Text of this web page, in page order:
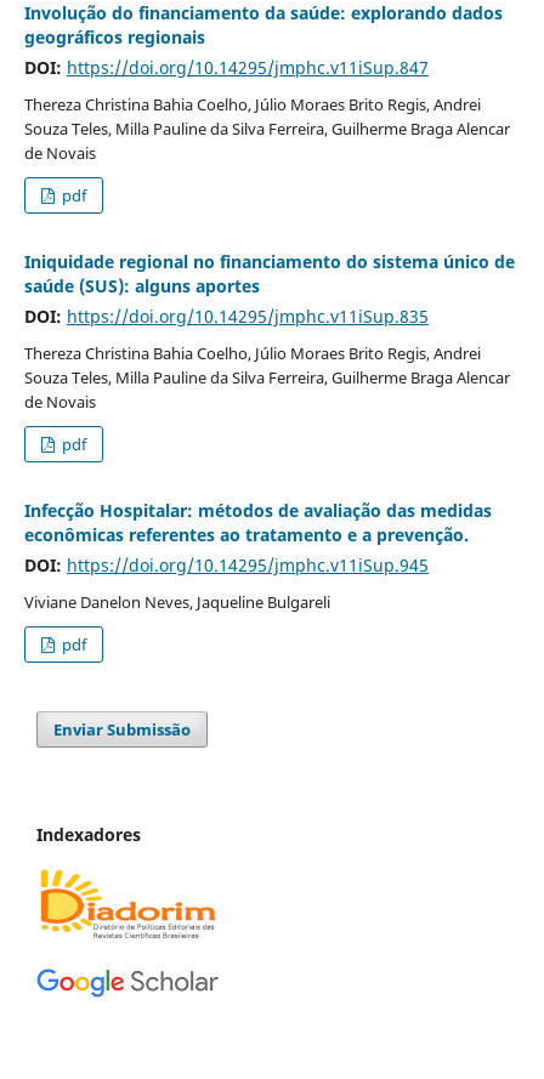
Involução do financiamento da saúde: explorando dados
geográficos regionais
DOI: https://doi.org/10.14295/jmphc.v11iSup.847
Thereza Christina Bahia Coelho, Júlio Moraes Brito Regis, Andrei
Souza Teles, Milla Pauline da Silva Ferreira, Guilherme Braga Alencar
de Novais
pdf
Iniquidade regional no financiamento do sistema único de
saúde (SUS): alguns aportes
DOI: https://doi.org/10.14295/jmphc.v11iSup.835
Thereza Christina Bahia Coelho, Júlio Moraes Brito Regis, Andrei
Souza Teles, Milla Pauline da Silva Ferreira, Guilherme Braga Alencar
de Novais
pdf
Infecção Hospitalar: métodos de avaliação das medidas
econômicas referentes ao tratamento e a prevenção.
DOI: https://doi.org/10.14295/jmphc.v11iSup.945
Viviane Danelon Neves, Jaqueline Bulgareli
pdf
Enviar Submissão
Indexadores